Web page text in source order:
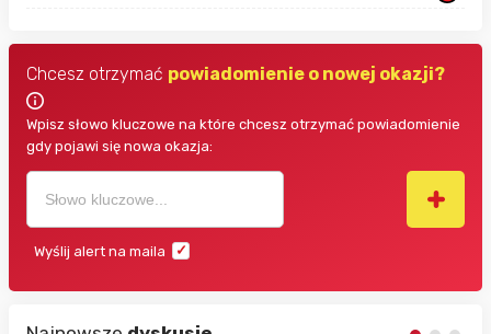
Chcesz otrzymać powiadomienie o nowej okazji?
Wpisz słowo kluczowe na które chcesz otrzymać powiadomienie
gdy pojawi się nowa okazja:
Wyślij alert na maila